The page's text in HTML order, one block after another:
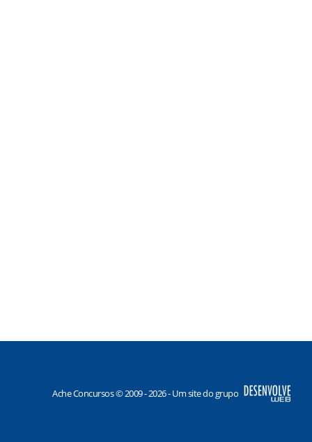
Ache Concursos © 2009 - 2026 - Um site do grupo